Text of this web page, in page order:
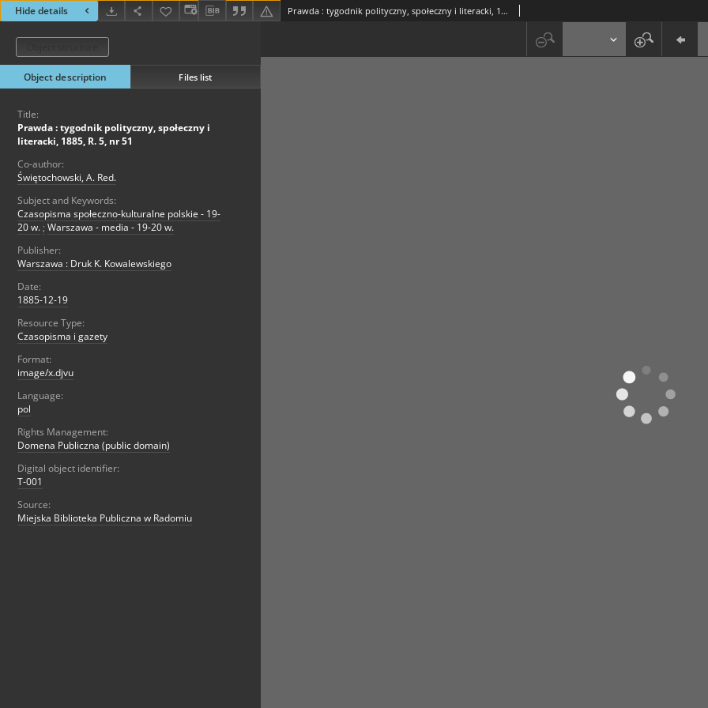
Hide details Prawda : tygodnik polityczny, społeczny i literacki, 1885, R. 5, nr 51
Object description Files list
Title:
Prawda : tygodnik polityczny, społeczny i
literacki, 1885, R. 5, nr 51
Co-author:
Świętochowski, A. Red.
Subject and Keywords:
Czasopisma społeczno-kulturalne polskie - 19-
20 w. ; Warszawa - media - 19-20 w.
Publisher:
Warszawa : Druk K. Kowalewskiego
Date:
1885-12-19
Resource Type:
Czasopisma i gazety
Format:
image/x.djvu
Language:
pol
Rights Management:
Domena Publiczna (public domain)
Digital object identifier:
T-001
Source:
Miejska Biblioteka Publiczna w Radomiu